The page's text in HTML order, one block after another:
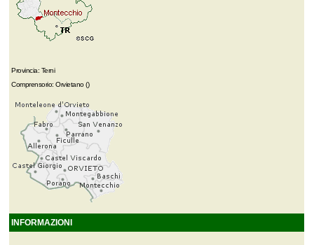
Provincia: Terni
Comprensorio: Orvietano ()
INFORMAZIONI